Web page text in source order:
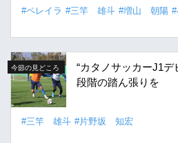
#ペレイラ #三竿 雄斗 #増山 朝陽
今節の見どころ
“カタノサッカーJ1デ
段階の踏ん張りを
#三竿 雄斗 #片野坂 知宏